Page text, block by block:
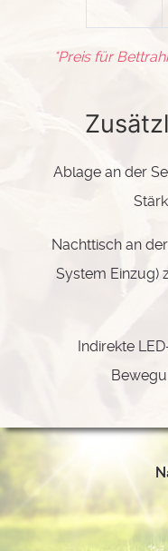
*Preis für
Ablage an der
Nachttisch an
System Einzug)
Indirekte